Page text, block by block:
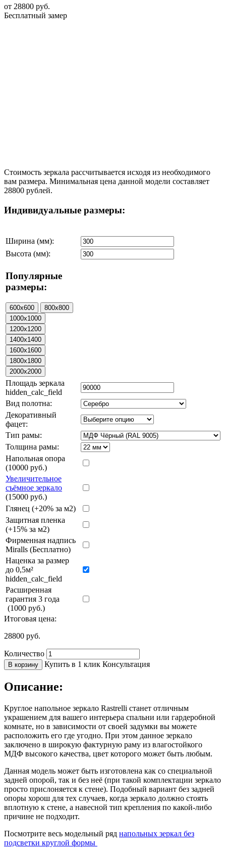
от 28800 руб.
Бесплатный замер
Стоимость зеркала рассчитывается исходя из необходимого
вам размера. Минимальная цена данной модели составляет
28800 рублей.
Индивидуальные размеры:
Ширина (мм):
Высота (мм):
Популярные
размеры:
Площадь зеркала
hidden_calc_field
Вид полотна:
Декоративный
фацет:
Тип рамы:
Толщина рамы:
Напольная опора
(10000 руб.)
Увеличительное
съёмное зеркало
(15000 руб.)
Глянец (+20% за м2)
Защитная пленка
(+15% за м2)
Фирменная надпись
Miralls (Бесплатно)
Наценка за размер
до 0,5м²
hidden_calc_field
Расширенная
гарантия 3 года
(1000 руб.)
Итоговая цена:
28800 руб.
Количество
В корзину Купить в 1 клик Консультация
Описание:
Круглое напольное зеркало Rastrelli станет отличным
украшением для вашего интерьера спальни или гардеробной
комнате, но в зависимости от своей задумки вы можете
расположить его где угодно. При этом данное зеркало
заключено в широкую фактурную раму из влагостойкого
МДФ высокого качества, цвет которого может быть любым.
Данная модель может быть изготовлена как со специальной
задней опорой, так и без неё (при такой комплектации зеркало
просто прислоняется к стене). Подобный вариант без задней
опоры хорош для тех случаев, когда зеркало должно стоять
вплотную к стене, а навесной тип крепления по какой-либо
причине не подходит.
Посмотрите весь модельный ряд напольных зеркал без
подсветки круглой формы